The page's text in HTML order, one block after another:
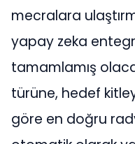
mecralara
yapay zeka
tamamlamış
türüne, hedef
göre en doğru